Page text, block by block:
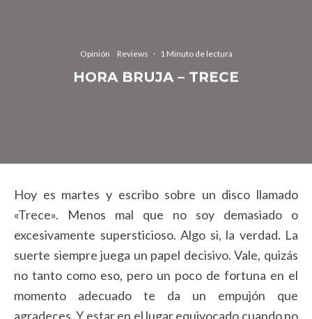
Opinión Reviews · 1 Minuto de lectura
HORA BRUJA – TRECE
Hoy es martes y escribo sobre un disco llamado
«Trece». Menos mal que no soy demasiado o
excesivamente supersticioso. Algo si, la verdad. La
suerte siempre juega un papel decisivo. Vale, quizás
no tanto como eso, pero un poco de fortuna en el
momento adecuado te da un empujón que
agradeces. Y estar en el lugar equivocado cuando no